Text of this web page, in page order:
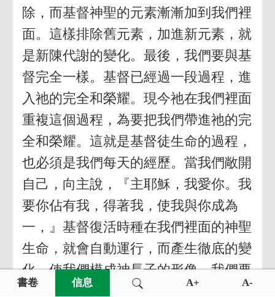
除，而基督神聖的元素漸漸加到我們裡
面。這樣排除舊元素，加進新元素，就
是新陳代謝的變化。最後，我們要與基
督完全一樣。基督已經過一段過程，進
入祂的完全和榮耀。現今祂在我們裡面
重複這個過程，為要把我們帶進祂的完
全和榮耀。這就是基督徒生命的過程，
也必須是我們每天的經歷。當我們敞開
自己，向主說，『主耶穌，我愛你。我
要你佔有我，得著我，使我與你成為
一，』基督復活時種在我們裡面的神聖
生命，就會自動運行，而產生徹底的變
化，使我們模成神長子的形像。我們要
完全『子化』，並被帶進基督的完全和
書卷 信息 A+ A-